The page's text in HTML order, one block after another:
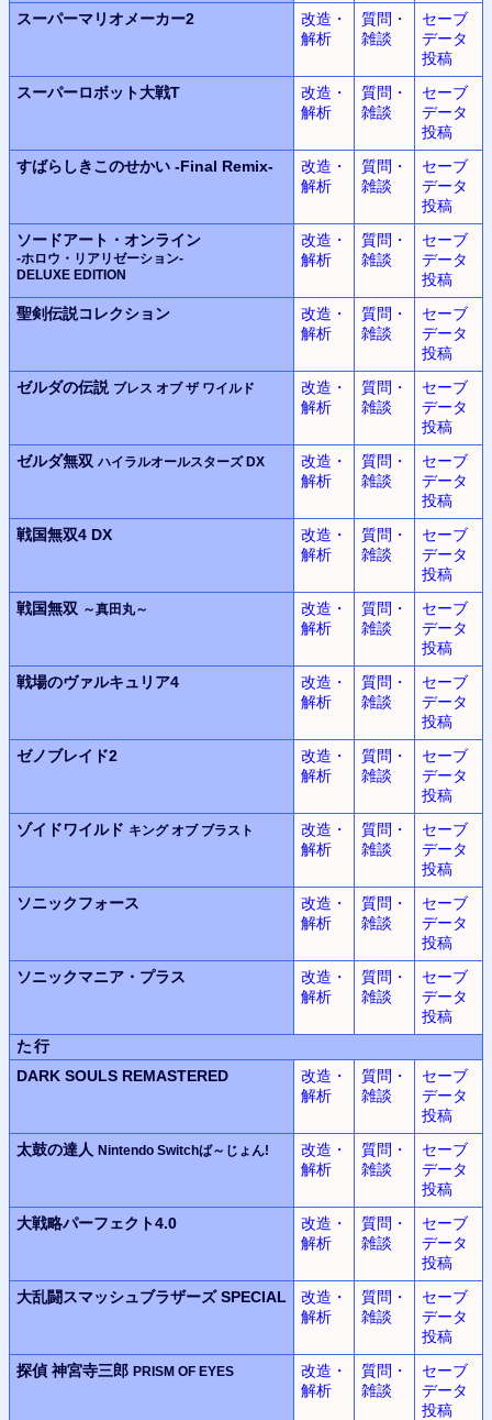
スーパーマリオメーカー2
改造・
解析
質問・
雑談
セーブ
データ
投稿
スーパーロボット大戦T
改造・
解析
質問・
雑談
セーブ
データ
投稿
すばらしきこのせかい -Final Remix-
改造・
解析
質問・
雑談
セーブ
データ
投稿
ソードアート・オンライン
-ホロウ・リアリゼーション-
DELUXE EDITION
改造・
解析
質問・
雑談
セーブ
データ
投稿
聖剣伝説コレクション
改造・
解析
質問・
雑談
セーブ
データ
投稿
ゼルダの伝説 ブレス オブ ザ ワイルド
改造・
解析
質問・
雑談
セーブ
データ
投稿
ゼルダ無双 ハイラルオールスターズ DX
改造・
解析
質問・
雑談
セーブ
データ
投稿
戦国無双4 DX
改造・
解析
質問・
雑談
セーブ
データ
投稿
戦国無双 ～真田丸～
改造・
解析
質問・
雑談
セーブ
データ
投稿
戦場のヴァルキュリア4
改造・
解析
質問・
雑談
セーブ
データ
投稿
ゼノブレイド2
改造・
解析
質問・
雑談
セーブ
データ
投稿
ゾイドワイルド キング オブ ブラスト
改造・
解析
質問・
雑談
セーブ
データ
投稿
ソニックフォース
改造・
解析
質問・
雑談
セーブ
データ
投稿
ソニックマニア・プラス
改造・
解析
質問・
雑談
セーブ
データ
投稿
た行
DARK SOULS REMASTERED
改造・
解析
質問・
雑談
セーブ
データ
投稿
太鼓の達人 Nintendo Switchば～じょん!
改造・
解析
質問・
雑談
セーブ
データ
投稿
大戦略パーフェクト4.0
改造・
解析
質問・
雑談
セーブ
データ
投稿
大乱闘スマッシュブラザーズ SPECIAL
改造・
解析
質問・
雑談
セーブ
データ
投稿
探偵 神宮寺三郎 PRISM OF EYES
改造・
解析
質問・
雑談
セーブ
データ
投稿